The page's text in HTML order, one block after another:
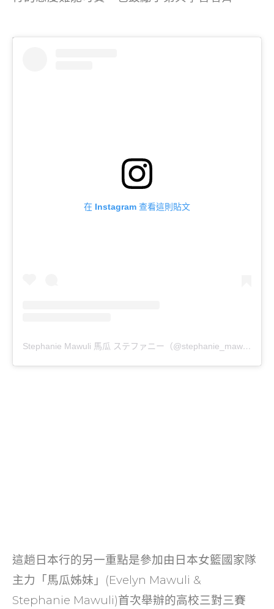
在 Instagram 查看這則貼文
Stephanie Mawuli 馬瓜 ステファニー（@stephanie_mawuli）分享的貼文
這趟日本行的另一重點是參加由日本女籃國家隊
主力「馬瓜姊妹」(Evelyn Mawuli &
Stephanie Mawuli)首次舉辦的高校三對三賽